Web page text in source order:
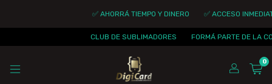
✅ AHORRÁ TIEMPO Y DINERO ✅ ACCESO INMEDIATO
CLUB DE SUBLIMADORES FORMÁ PARTE DE LA
0